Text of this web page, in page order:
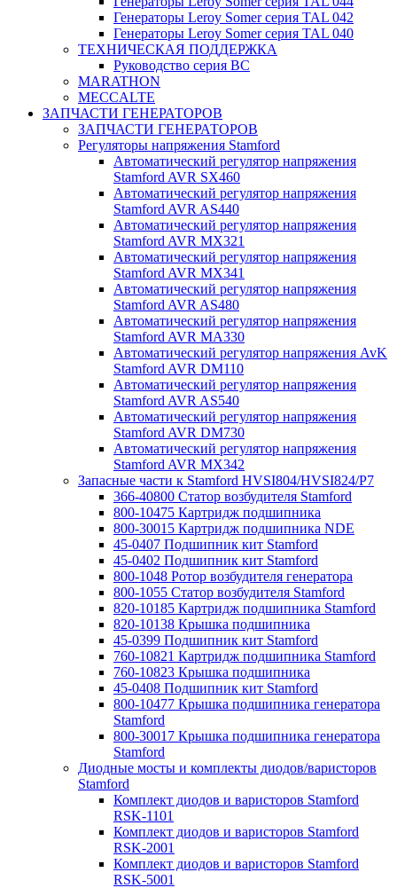
Генераторы Leroy Somer серия TAL 042
Генераторы Leroy Somer серия TAL 040
ТЕХНИЧЕСКАЯ ПОДДЕРЖКА
Руководство серия BC
MARATHON
MECCALTE
ЗАПЧАСТИ ГЕНЕРАТОРОВ
ЗАПЧАСТИ ГЕНЕРАТОРОВ
Регуляторы напряжения Stamford
Автоматический регулятор напряжения
Stamford AVR SX460
Автоматический регулятор напряжения
Stamford AVR AS440
Автоматический регулятор напряжения
Stamford AVR MX321
Автоматический регулятор напряжения
Stamford AVR MX341
Автоматический регулятор напряжения
Stamford AVR AS480
Автоматический регулятор напряжения
Stamford AVR MA330
Автоматический регулятор напряжения AvK
Stamford AVR DM110
Автоматический регулятор напряжения
Stamford AVR AS540
Автоматический регулятор напряжения
Stamford AVR DM730
Автоматический регулятор напряжения
Stamford AVR MX342
Запасные части к Stamford HVSI804/HVSI824/P7
366-40800 Статор возбудителя Stamford
800-10475 Картридж подшипника
800-30015 Картридж подшипника NDE
45-0407 Подшипник кит Stamford
45-0402 Подшипник кит Stamford
800-1048 Ротор возбудителя генератора
800-1055 Статор возбудителя Stamford
820-10185 Картридж подшипника Stamford
820-10138 Крышка подшипника
45-0399 Подшипник кит Stamford
760-10821 Картридж подшипника Stamford
760-10823 Крышка подшипника
45-0408 Подшипник кит Stamford
800-10477 Крышка подшипника генератора
Stamford
800-30017 Крышка подшипника генератора
Stamford
Диодные мосты и комплекты диодов/варисторов
Stamford
Комплект диодов и варисторов Stamford
RSK-1101
Комплект диодов и варисторов Stamford
RSK-2001
Комплект диодов и варисторов Stamford
RSK-5001